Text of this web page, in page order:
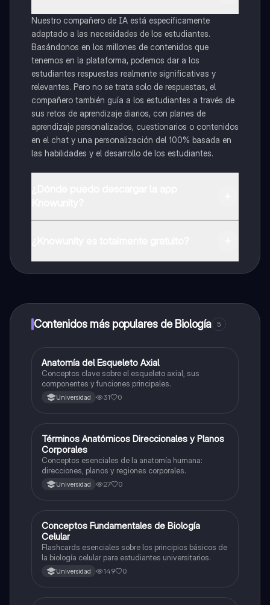
Nuestro compañero de IA está específicamente
adaptado a las necesidades de los estudiantes.
Basándonos en los millones de contenidos que
tenemos en la plataforma, podemos dar a los
estudiantes respuestas realmente significativas y
relevantes. Pero no se trata solo de respuestas, el
compañero también guía a los estudiantes a través de
sus retos de aprendizaje diarios, con planes de
aprendizaje personalizados, cuestionarios o contenidos
en el chat y una personalización del 100% basada en
las habilidades y el desarrollo de los estudiantes.
a determinadas funciones.
Contenidos más populares de Biología 5
ABiología
Anatomía del Esqueleto Axial
Conceptos clave sobre el esqueleto axial, sus
componentes y funciones principales.
Universidad 31 0
TBiología
Términos Anatómicos Direccionales y Planos
Corporales
Conceptos esenciales de la anatomía humana:
direcciones, planos y regiones corporales.
Universidad 27 0
CBiología
Conceptos Fundamentales de Biología
Celular
Flashcards esenciales sobre los principios básicos de
la biología celular para estudiantes universitarios.
Universidad 149 0